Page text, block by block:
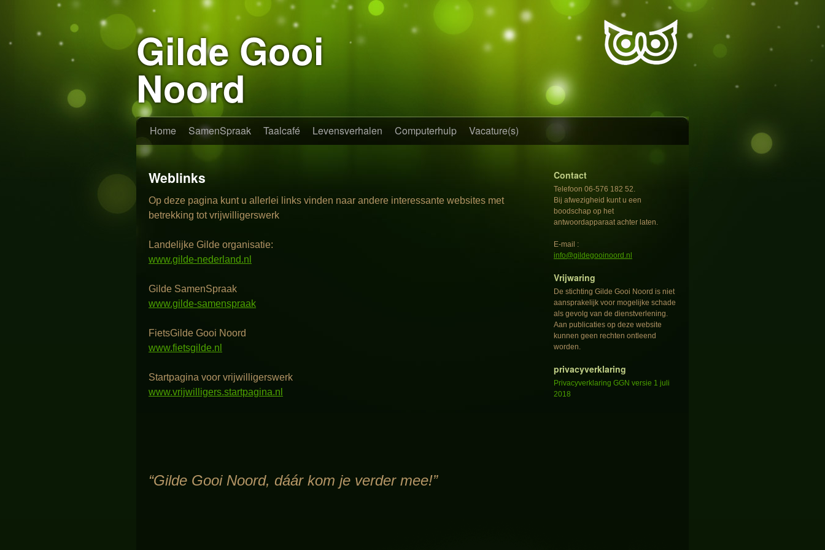
Gilde Gooi
Noord
Home SamenSpraak Taalcafé Levensverhalen Computerhulp Vacature(s)
Weblinks
Op deze pagina kunt u allerlei links vinden naar andere interessante websites met
betrekking tot vrijwilligerswerk
Landelijke Gilde organisatie:
www.gilde-nederland.nl
Gilde SamenSpraak
www.gilde-samenspraak
FietsGilde Gooi Noord
www.fietsgilde.nl
Startpagina voor vrijwilligerswerk
www.vrijwilligers.startpagina.nl
“Gilde Gooi Noord, dáár kom je verder mee!”
Contact
Telefoon 06-576 182 52.
Bij afwezigheid kunt u een
boodschap op het
antwoordapparaat achter laten.
E-mail :
info@gildegooinoord.nl
Vrijwaring
De stichting Gilde Gooi Noord is niet
aansprakelijk voor mogelijke schade
als gevolg van de dienstverlening.
Aan publicaties op deze website
kunnen geen rechten ontleend
worden.
privacyverklaring
Privacyverklaring GGN versie 1 juli
2018